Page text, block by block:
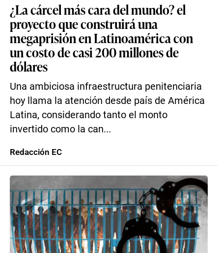
¿La cárcel más cara del mundo? el
proyecto que construirá una
megaprisión en Latinoamérica con
un costo de casi 200 millones de
dólares
Una ambiciosa infraestructura penitenciaria
hoy llama la atención desde país de América
Latina, considerando tanto el monto
invertido como la can...
Redacción EC